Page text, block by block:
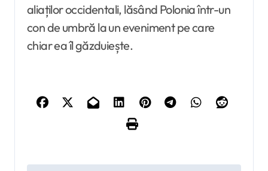
aliaților occidentali, lăsând Polonia într-un
con de umbră la un eveniment pe care
chiar ea îl găzduiește.